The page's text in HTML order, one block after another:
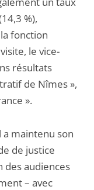
%),
fonction
le vice-
résultats
de Nîmes »,
».
maintenu son
de justice
des audiences
– avec